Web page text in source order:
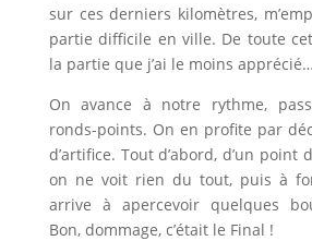
sur ces derniers kilomètres,
partie difficile en ville. De toute
la partie que j’ai le moins
On avance à notre rythme,
ronds-points. On en profite par
d’artifice. Tout d’abord, d’un point
on ne voit rien du tout, puis à
arrive à apercevoir quelques
Bon, dommage, c’était le Final !